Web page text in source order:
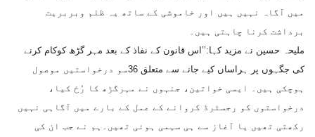
میں آگاہ نہیں ہیں اور خاموشی کے ساتھ یہ ظلم وبربریت
برداشت کرنا چاہتی ہیں۔
ملیحہ حسین نے مزید کہا:’’اس قانون کے نفاذ کے بعد مہر گڑھ کوکام کرنے
کی جگہوں پر ہراساں کیے جانے سے متعلق 36سو درخواستیں موصول
ہوچکی ہیں۔ ایسی خواتین، جنہوں نے مہرگڑھ کا رُخ کیا،
درخواستوں کو رجسٹرڈ کروانے کے عمل کے بارے میں آگاہی نہیں
رکھتی تھیں یا آغاز سے ہی سہمی ہوئی تھیں۔ہم نے جب ان کی